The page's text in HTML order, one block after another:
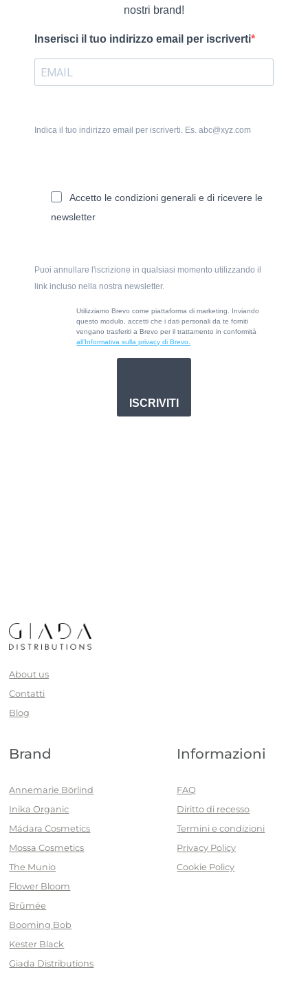
nostri brand!
Inserisci il tuo indirizzo email per iscriverti
Indica il tuo indirizzo email per iscriverti. Es. abc@xyz.com
Accetto le condizioni generali e di ricevere le
newsletter
Puoi annullare l'iscrizione in qualsiasi momento utilizzando il
link incluso nella nostra newsletter.
Utilizziamo Brevo come piattaforma di marketing. Inviando
questo modulo, accetti che i dati personali da te forniti
vengano trasferiti a Brevo per il trattamento in conformità
all’Informativa sulla privacy di Brevo.
ISCRIVITI
About us
Contatti
Blog
Brand
Annemarie Börlind
Inika Organic
Mádara Cosmetics
Mossa Cosmetics
The Munio
Flower Bloom
Brûmée
Booming Bob
Kester Black
Giada Distributions
Informazioni
FAQ
Diritto di recesso
Termini e condizioni
Privacy Policy
Cookie Policy